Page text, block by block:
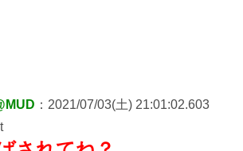
：2021/07/03(土) 21:01:02.603